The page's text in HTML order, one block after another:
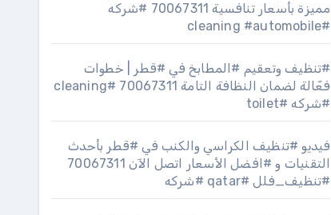
مميزة بأسعار تنافسية 70067311 #شركه
#cleaning #automobile
#تنظيف وتعقيم #المطابخ في #قطر | خطوات
فعّالة لضمان النظافة التامة 70067311 #cleaning
#شركه #toilet
فيديو #تنظيف الكراسي والكنب في #قطر بأحدث
التقنيات و #افضل الأسعار اتصل الآن 70067311
#تنظيف_فلل #qatar #شركه